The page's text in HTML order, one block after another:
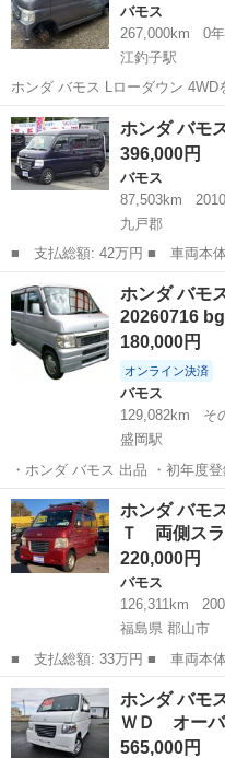
バモス
267,000km
0年
江釣子駅
ホンダ バモス Lローダウン 4WDを出品します
路でも安心して走行でき、冬場
ウトドアやキャンプ、釣り、車
ボ車ですので坂道や山道高速...
岩手 北上市 江釣子駅
396,000円
バモス
87,503km
九戸郡
■ 支払総額: 42万円 ■ 車両本体価格： 396,000 円 ■ メーカー
名： ホンダ ■ 車種名： バ
■ 排気量： 660cc ■ ドア枚数
岩手 バモス
ホンダ バモ
20260716
180,000円
オンライン決済
バモス
129,082km
そ
盛岡駅
・ホンダ バモス 出品 ・初年度登録 平成12年 ・型式 GF-HM2 ・AT ・
走行129082K ・燃料 ガソリン ・エアコン ・修復歴 なし ・陸送代別
途頂きます。（依頼...
岩手 盛岡市 盛岡駅
ホンダ バ
Ｔ 両側ス
220,000円
バモス
126,311km
福島県 郡山市
■ 支払総額: 33万円 ■ 車両本体価格： 220,000 円 ■ メーカー
名： ホンダ ■ 車種名： バ
Ｄ 軽バン ＭＴ 両側スライド
ン パワーステア...
福島 郡山市 バモス
ホンダ バモ
ＷＤ オー
565,000円